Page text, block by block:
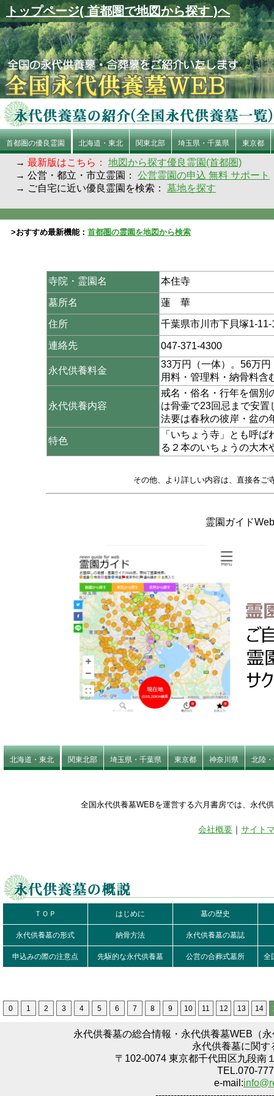
トップページ( 首都圏で地図から探す )へ
首都圏の優良霊園 北海道・東北 関東北部 埼玉県・千葉県 東京都
→ 最新版はこちら：
地図から探す優良霊園(首都圏)
→ 公営・都立・市立霊園： 公営霊園の申込 無料 サポート
→ ご自宅に近い優良霊園を検索： 墓地を探す
>おすすめ最新機能： 首都圏の霊園を地図から検索
寺院・霊園名 本住寺
墓所名 蓮 華
住所 千葉県市川市下貝塚1-11-
連絡先 047-371-4300
永代供養料金
33万円（一体）。56万
用料・管理料・納骨料含
永代供養内容
戒名・俗名・行年を個別
は骨壷で23回忌まで安
法要は春秋の彼岸・盆の
特色
「いちょう寺」とも呼
る２本のいちょうの大木
その他、より詳しい内容は、直接各ご
霊園ガイド
北海道・東北 関東北部 埼玉県・千葉県 東京都 神奈川県 北陸
全国永代供養墓WEBを運営する六月書房では、永代
会社概要 ｜ サイト
ＴＯＰ はじめに 墓の歴史
永代供養墓の形式 納骨方法 永代供養墓の墓誌
申込みの際の注意点 先駆的な永代供養墓 公営の合葬式墓所 全
0 1 2 3 4 5 6 7 8 9 10 11 12 13 14
永代供養墓の総合情報・永代供養墓WEB（
永代供養墓に関す
〒102-0074 東京都千代田区九段南
TEL.070-
e-mail: